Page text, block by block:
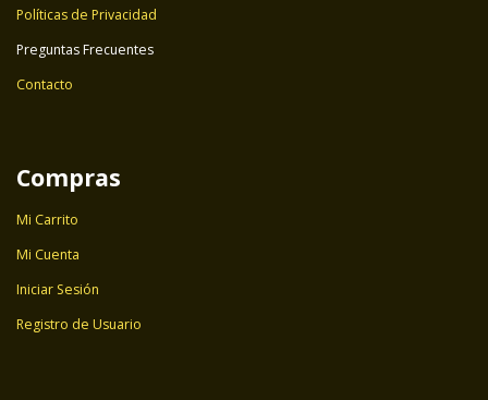
Políticas de Privacidad
Preguntas Frecuentes
Contacto
Compras
Mi Carrito
Mi Cuenta
Iniciar Sesión
Registro de Usuario